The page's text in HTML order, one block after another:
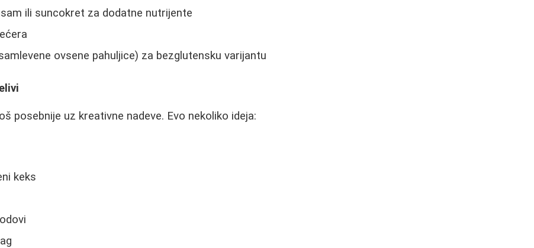
ili suncokret za dodatne nutrijente
ovsene pahuljice) za bezglutensku varijantu
posebnije uz kreativne nadeve. Evo nekoliko ideja:
keks